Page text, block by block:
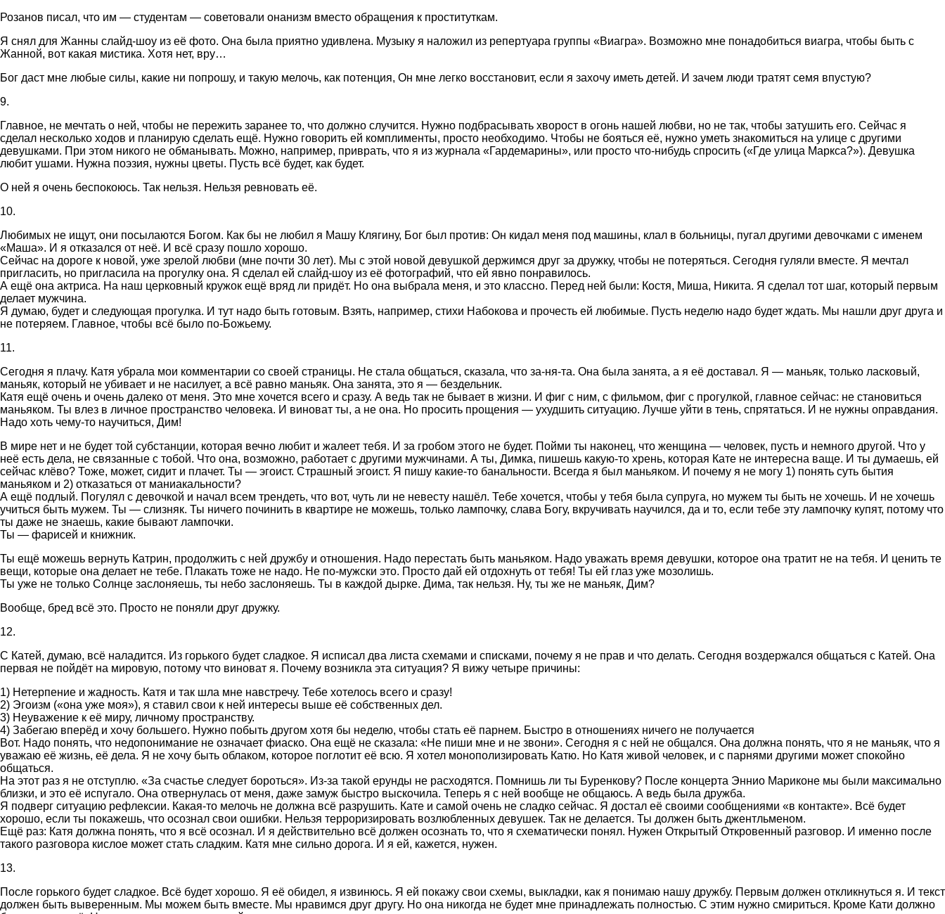
Розанов писал, что им — студентам — советовали онанизм вместо обращения к проституткам.
Я снял для Жанны слайд-шоу из её фото. Она была приятно удивлена. Музыку я наложил из репертуара группы «Виагра». Возможно мне понадобиться виагра, чтобы быть с
Жанной, вот какая мистика. Хотя нет, вру…
Бог даст мне любые силы, какие ни попрошу, и такую мелочь, как потенция, Он мне легко восстановит, если я захочу иметь детей. И зачем люди тратят семя впустую?
9.
Главное, не мечтать о ней, чтобы не пережить заранее то, что должно случится. Нужно подбрасывать хворост в огонь нашей любви, но не так, чтобы затушить его. Сейчас я
сделал несколько ходов и планирую сделать ещё. Нужно говорить ей комплименты, просто необходимо. Чтобы не бояться её, нужно уметь знакомиться на улице с другими
девушками. При этом никого не обманывать. Можно, например, приврать, что я из журнала «Гардемарины», или просто что-нибудь спросить («Где улица Маркса?»). Девушка
любит ушами. Нужна поэзия, нужны цветы. Пусть всё будет, как будет.
О ней я очень беспокоюсь. Так нельзя. Нельзя ревновать её.
10.
Любимых не ищут, они посылаются Богом. Как бы не любил я Машу Клягину, Бог был против: Он кидал меня под машины, клал в больницы, пугал другими девочками с именем
«Маша». И я отказался от неё. И всё сразу пошло хорошо.
Сейчас на дороге к новой, уже зрелой любви (мне почти 30 лет). Мы с этой новой девушкой держимся друг за дружку, чтобы не потеряться. Сегодня гуляли вместе. Я мечтал
пригласить, но пригласила на прогулку она. Я сделал ей слайд-шоу из её фотографий, что ей явно понравилось.
А ещё она актриса. На наш церковный кружок ещё вряд ли придёт. Но она выбрала меня, и это классно. Перед ней были: Костя, Миша, Никита. Я сделал тот шаг, который первым
делает мужчина.
Я думаю, будет и следующая прогулка. И тут надо быть готовым. Взять, например, стихи Набокова и прочесть ей любимые. Пусть неделю надо будет ждать. Мы нашли друг друга и
не потеряем. Главное, чтобы всё было по-Божьему.
11.
Сегодня я плачу. Катя убрала мои комментарии со своей страницы. Не стала общаться, сказала, что за-ня-та. Она была занята, а я её доставал. Я — маньяк, только ласковый,
маньяк, который не убивает и не насилует, а всё равно маньяк. Она занята, это я — бездельник.
Катя ещё очень и очень далеко от меня. Это мне хочется всего и сразу. А ведь так не бывает в жизни. И фиг с ним, с фильмом, фиг с прогулкой, главное сейчас: не становиться
маньяком. Ты влез в личное пространство человека. И виноват ты, а не она. Но просить прощения — ухудшить ситуацию. Лучше уйти в тень, спрятаться. И не нужны оправдания.
Надо хоть чему-то научиться, Дим!
В мире нет и не будет той субстанции, которая вечно любит и жалеет тебя. И за гробом этого не будет. Пойми ты наконец, что женщина — человек, пусть и немного другой. Что у
неё есть дела, не связанные с тобой. Что она, возможно, работает с другими мужчинами. А ты, Димка, пишешь какую-то хрень, которая Кате не интересна ваще. И ты думаешь, ей
сейчас клёво? Тоже, может, сидит и плачет. Ты — эгоист. Страшный эгоист. Я пишу какие-то банальности. Всегда я был маньяком. И почему я не могу 1) понять суть бытия
маньяком и 2) отказаться от маниакальности?
А ещё подлый. Погулял с девочкой и начал всем трендеть, что вот, чуть ли не невесту нашёл. Тебе хочется, чтобы у тебя была супруга, но мужем ты быть не хочешь. И не хочешь
учиться быть мужем. Ты — слизняк. Ты ничего починить в квартире не можешь, только лампочку, слава Богу, вкручивать научился, да и то, если тебе эту лампочку купят, потому что
ты даже не знаешь, какие бывают лампочки.
Ты — фарисей и книжник.
Ты ещё можешь вернуть Катрин, продолжить с ней дружбу и отношения. Надо перестать быть маньяком. Надо уважать время девушки, которое она тратит не на тебя. И ценить те
вещи, которые она делает не тебе. Плакать тоже не надо. Не по-мужски это. Просто дай ей отдохнуть от тебя! Ты ей глаз уже мозолишь.
Ты уже не только Солнце заслоняешь, ты небо заслоняешь. Ты в каждой дырке. Дима, так нельзя. Ну, ты же не маньяк, Дим?
Вообще, бред всё это. Просто не поняли друг дружку.
12.
С Катей, думаю, всё наладится. Из горького будет сладкое. Я исписал два листа схемами и списками, почему я не прав и что делать. Сегодня воздержался общаться с Катей. Она
первая не пойдёт на мировую, потому что виноват я. Почему возникла эта ситуация? Я вижу четыре причины:
1) Нетерпение и жадность. Катя и так шла мне навстречу. Тебе хотелось всего и сразу!
2) Эгоизм («она уже моя»), я ставил свои к ней интересы выше её собственных дел.
3) Неуважение к её миру, личному пространству.
4) Забегаю вперёд и хочу большего. Нужно побыть другом хотя бы неделю, чтобы стать её парнем. Быстро в отношениях ничего не получается
Вот. Надо понять, что недопонимание не означает фиаско. Она ещё не сказала: «Не пиши мне и не звони». Сегодня я с ней не общался. Она должна понять, что я не маньяк, что я
уважаю её жизнь, её дела. Я не хочу быть облаком, которое поглотит её всю. Я хотел монополизировать Катю. Но Катя живой человек, и с парнями другими может спокойно
общаться.
На этот раз я не отступлю. «За счастье следует бороться». Из-за такой ерунды не расходятся. Помнишь ли ты Буренкову? После концерта Эннио Мариконе мы были максимально
близки, и это её испугало. Она отвернулась от меня, даже замуж быстро выскочила. Теперь я с ней вообще не общаюсь. А ведь была дружба.
Я подверг ситуацию рефлексии. Какая-то мелочь не должна всё разрушить. Кате и самой очень не сладко сейчас. Я достал её своими сообщениями «в контакте». Всё будет
хорошо, если ты покажешь, что осознал свои ошибки. Нельзя терроризировать возлюбленных девушек. Так не делается. Ты должен быть джентльменом.
Ещё раз: Катя должна понять, что я всё осознал. И я действительно всё должен осознать то, что я схематически понял. Нужен Открытый Откровенный разговор. И именно после
такого разговора кислое может стать сладким. Катя мне сильно дорога. И я ей, кажется, нужен.
13.
После горького будет сладкое. Всё будет хорошо. Я её обидел, я извинюсь. Я ей покажу свои схемы, выкладки, как я понимаю нашу дружбу. Первым должен откликнуться я. И текст
должен быть выверенным. Мы можем быть вместе. Мы нравимся друг другу. Но она никогда не будет мне принадлежать полностью. С этим нужно смириться. Кроме Кати должно